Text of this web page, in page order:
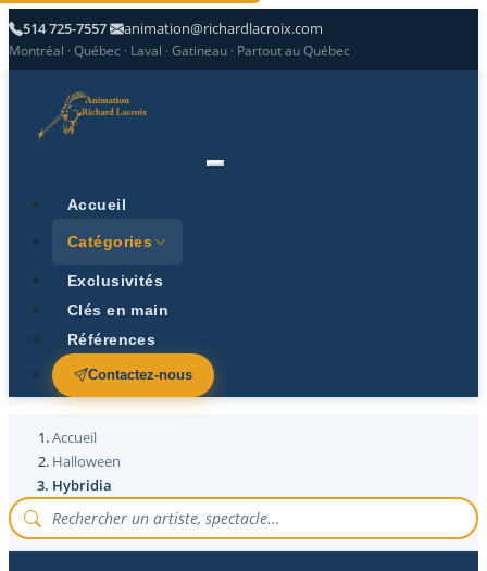
514 725-7557 animation@richardlacroix.com
Montréal · Québec · Laval · Gatineau · Partout au Québec
Accueil
Catégories
Exclusivités
Clés en main
Références
Contactez-nous
Accueil
Halloween
Hybridia